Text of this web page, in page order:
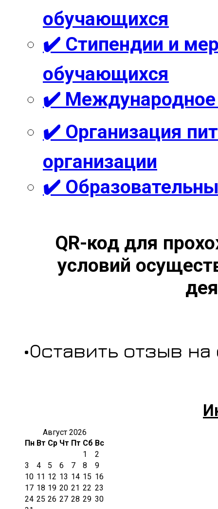
обучающихся
✔️ Стипендии и
обучающихся
✔️ Международное
✔️ Организация
организации
✔️
QR-код для
условий
•Оставить отзыв на
Август 2026
Пн Вт Ср Чт Пт Сб Вс
1
2
3
4 5 6 7 8
9
10 11 12 13 14 15 16
17 18 19 20 21 22 23
24 25 26 27 28 29 30